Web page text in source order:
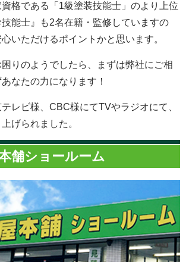
格である「1級塗装技能士」のより上位
能士』も2名在籍・監修していますの
いただけるポイントかと思います。
りのようでしたら、まずは弊社にご相
なたの力になります！
レビ様、CBC様にてTVやラジオにて、
げられました。
舗ショールーム